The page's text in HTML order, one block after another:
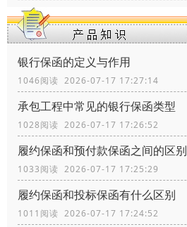
银行保函的定义与作用
1046阅读 2026-07-17 17:27:14
承包工程中常见的银行保函类型
1028阅读 2026-07-17 17:26:52
履约保函和预付款保函之间的区别
1033阅读 2026-07-17 17:25:29
履约保函和投标保函有什么区别
1011阅读 2026-07-17 17:24:52